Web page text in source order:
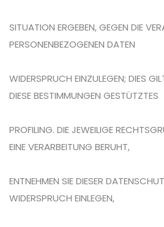
SITUATION ERGEBEN, GEGEN DIE
PERSONENBEZOGENEN DATEN
WIDERSPRUCH EINZULEGEN; DIES
DIESE BESTIMMUNGEN GESTÜTZTES
PROFILING. DIE JEWEILIGE
EINE VERARBEITUNG BERUHT,
ENTNEHMEN SIE DIESER
WIDERSPRUCH EINLEGEN,